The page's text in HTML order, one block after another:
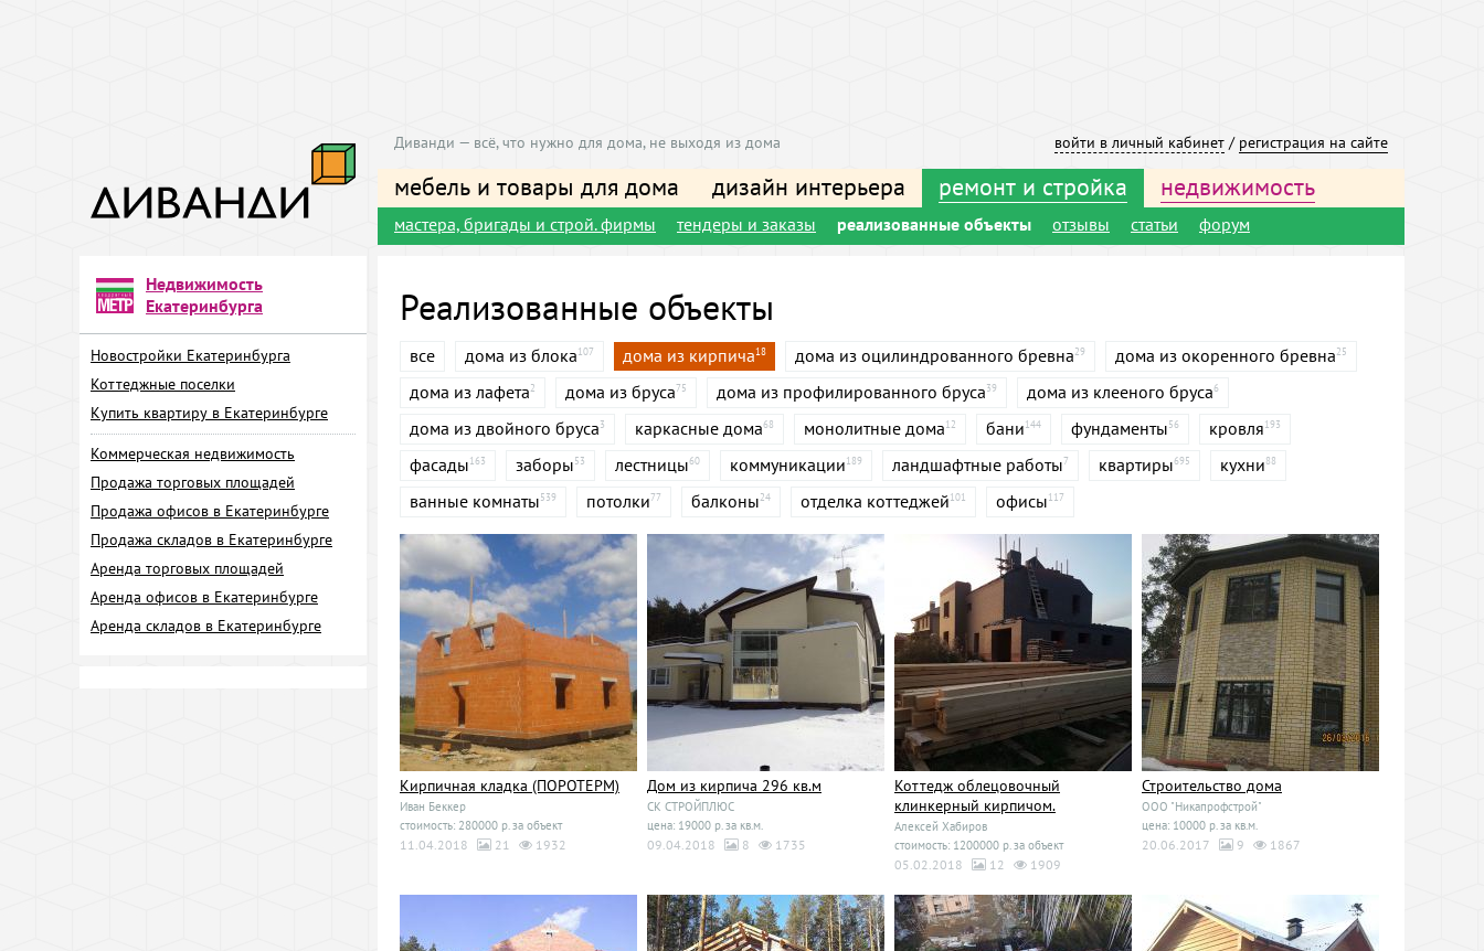
войти в личный кабинет / регистрация на сайте
Диванди — всё, что нужно для дома, не выходя из дома
мебель и товары для дома дизайн интерьера ремонт и стройка недвижимость
мастера, бригады и строй. фирмы тендеры и заказы реализованные объекты отзывы статьи форум
Недвижимость
Екатеринбурга
Новостройки Екатеринбурга
Коттеджные поселки
Купить квартиру в Екатеринбурге
Коммерческая недвижимость
Продажа торговых площадей
Продажа офисов в Екатеринбурге
Продажа складов в Екатеринбурге
Аренда торговых площадей
Аренда офисов в Екатеринбурге
Аренда складов в Екатеринбурге
Реализованные объекты
все дома из блока107 дома из кирпича18 дома из оцилиндрованного бревна29 дома из окоренного бревна25
дома из лафета2 дома из бруса75 дома из профилированного бруса39 дома из клееного бруса6
дома из двойного бруса3 каркасные дома68 монолитные дома12 бани144 фундаменты56 кровля193
фасады163 заборы53 лестницы60 коммуникации189 ландшафтные работы7 квартиры695 кухни88
ванные комнаты539 потолки77 балконы24 отделка коттеджей101 офисы117
Кирпичная кладка (ПОРОТЕРМ)
Иван Беккер
стоимость: 280000 р. за объект
11.04.2018 21 1932
Дом из кирпича 296 кв.м
СК СТРОЙПЛЮС
цена: 19000 р. за кв.м.
09.04.2018 8 1735
Коттедж облецовочный
клинкерный кирпичом.
Алексей Хабиров
стоимость: 1200000 р. за объект
05.02.2018 12 1909
Строительство дома
ООО "Никапрофстрой"
цена: 10000 р. за кв.м.
20.06.2017 9 1867